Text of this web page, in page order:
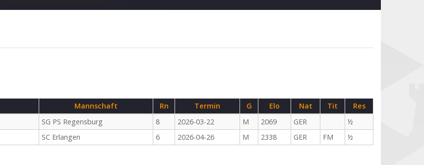
Mannschaft Rn Termin G Elo Nat Tit
Res
SG PS Regensburg 8 2026-03-22 M 2069 GER
½
SC Erlangen 6 2026-04-26 M 2338 GER FM ½